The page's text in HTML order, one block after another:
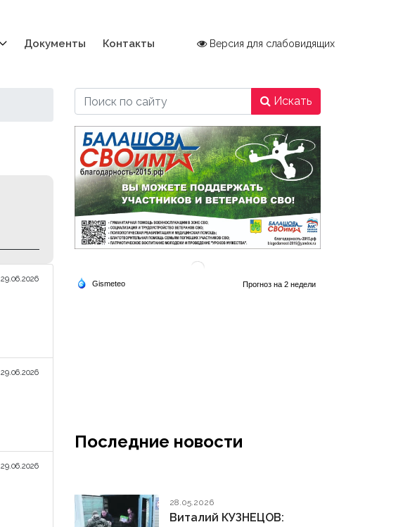
Документы Контакты Версия для слабовидящих
29.06.2026
29.06.2026
29.06.2026
Искать
Последние новости
28.05.2026
Виталий КУЗНЕЦОВ: